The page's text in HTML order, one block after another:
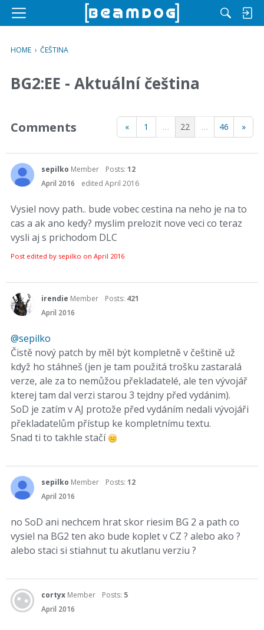
M
u
HOME › ČEŠTINA
BG2:EE - Aktuální čeština
« 1 … 22 … 46 »
Comments
sepilko Member Posts: 12
April 2016
edited April 2016
Vysiel novy path.. bude vobec cestina na neho je na to
cas a ak ano kedy? myslim prelozit nove veci co teraz
vysli aj s prichodom DLC
Post edited by sepilko on April 2016
irendie Member Posts: 421
April 2016
@sepilko
Čistě nový patch by měl být kompletně v češtině už
když ho stáhneš (jen je tam použitá trošku zastaralá
verze, ale za to nemůžou překladatelé, ale ten vývojář
kterej tam dal verzi starou 3 tejdny před vydánim).
SoD je zatím v AJ protože před vydáním nedali vývojáři
překladatelům přístup ke kompletnímu textu.
Snad ti to takhle stačí
sepilko Member Posts: 12
April 2016
no SoD ani nechcem hrat skor riesim BG 2 a path co
vysiel na BG2 ten ako bude koplet v CZ ? alebo ako ?
alebo staci si stiahnut tu akutlanu verziu ?
cortyx Member Posts: 5
April 2016